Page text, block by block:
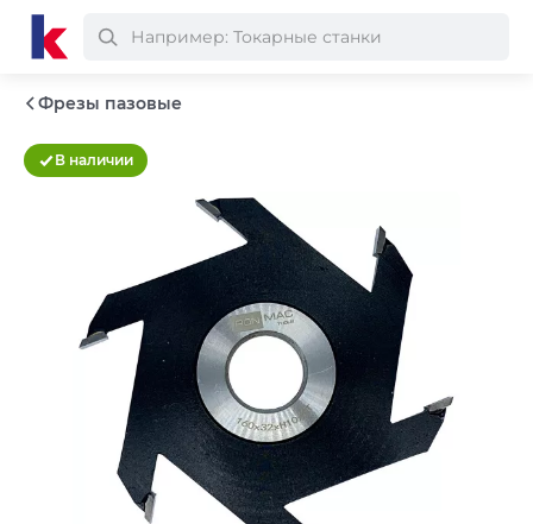
Фрезы пазовые
В наличии